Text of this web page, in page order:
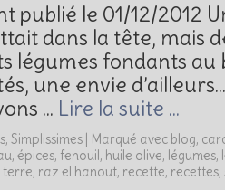
publié le 01/12/2012
dans la tête, mais
légumes fondants au
une envie
… Lire la suite …
, Simplissimes Marqué avec blog,
, épices, fenouil , huile olive, légumes,
terre, raz el hanout, recette, recettes,